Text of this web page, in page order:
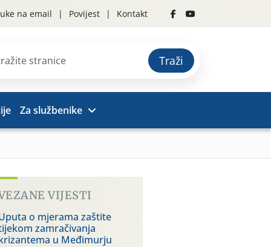
na email Povijest Kontakt
Traži
Za službenike
VIJESTI
o mjerama zaštite
zamračivanja
u Međimurju